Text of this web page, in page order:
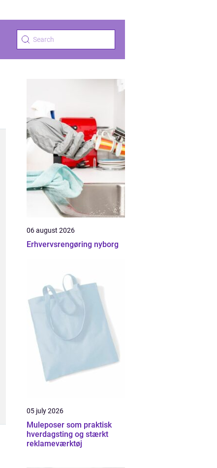
06 august 2026
Erhvervsrengøring nyborg
05 july 2026
Muleposer som praktisk
hverdagsting og stærkt
reklameværktøj